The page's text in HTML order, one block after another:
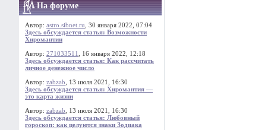
На форуме
Автор: astro.sibnet.ru , 30 января 2022, 07:04
Здесь обсуждается статья: Возможности
Хиромантии
Автор: 271033511
, 16 января 2022, 12:18
Здесь обсуждается статья: Как рассчитать
личное денежное число
Автор: zabzab , 13 июля 2021, 16:30
Здесь обсуждается статья: Хиромантия —
это карта жизни
Автор: zabzab , 13 июля 2021, 16:30
Здесь обсуждается статья: Любовный
гороскоп: как целуются знаки Зодиака